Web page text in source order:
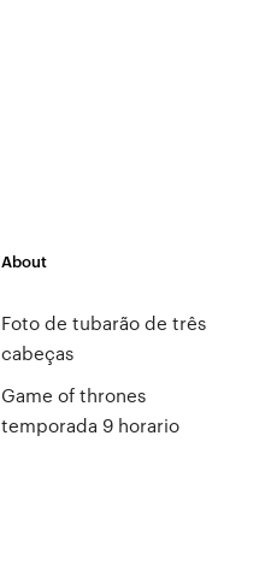
About
Foto de tubarão de três
cabeças
Game of thrones
temporada 9 horario